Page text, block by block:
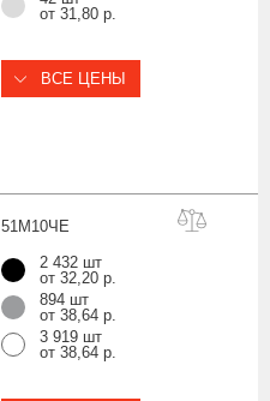
от 31,80 р.
ВСЕ ЦЕНЫ
51М10ЧЕ
2 432 шт
от 32,20 р.
894 шт
от 38,64 р.
3 919 шт
от 38,64 р.